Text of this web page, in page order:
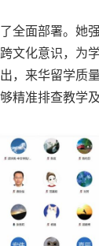
全面部署。她
跨文化意识，为
，来华留学质
精准排查教学